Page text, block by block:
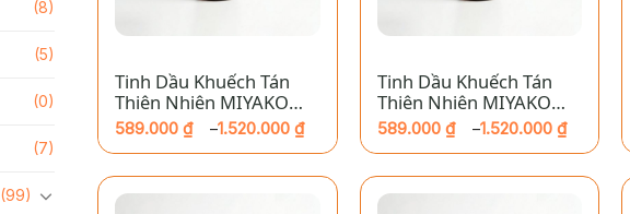
(8)
(5)
(0)
(7)
(99)
Tinh Dầu Khuếch Tán
Thiên Nhiên MIYAKO
HOME – Long Não
589.000₫ –1.520.000₫
giá:
từ
đến
Tinh Dầu Khuếch Tán
Thiên Nhiên MIYAKO
HOME – Ngò
589.000 ₫ –1.520.000 ₫
giá:
từ
đến